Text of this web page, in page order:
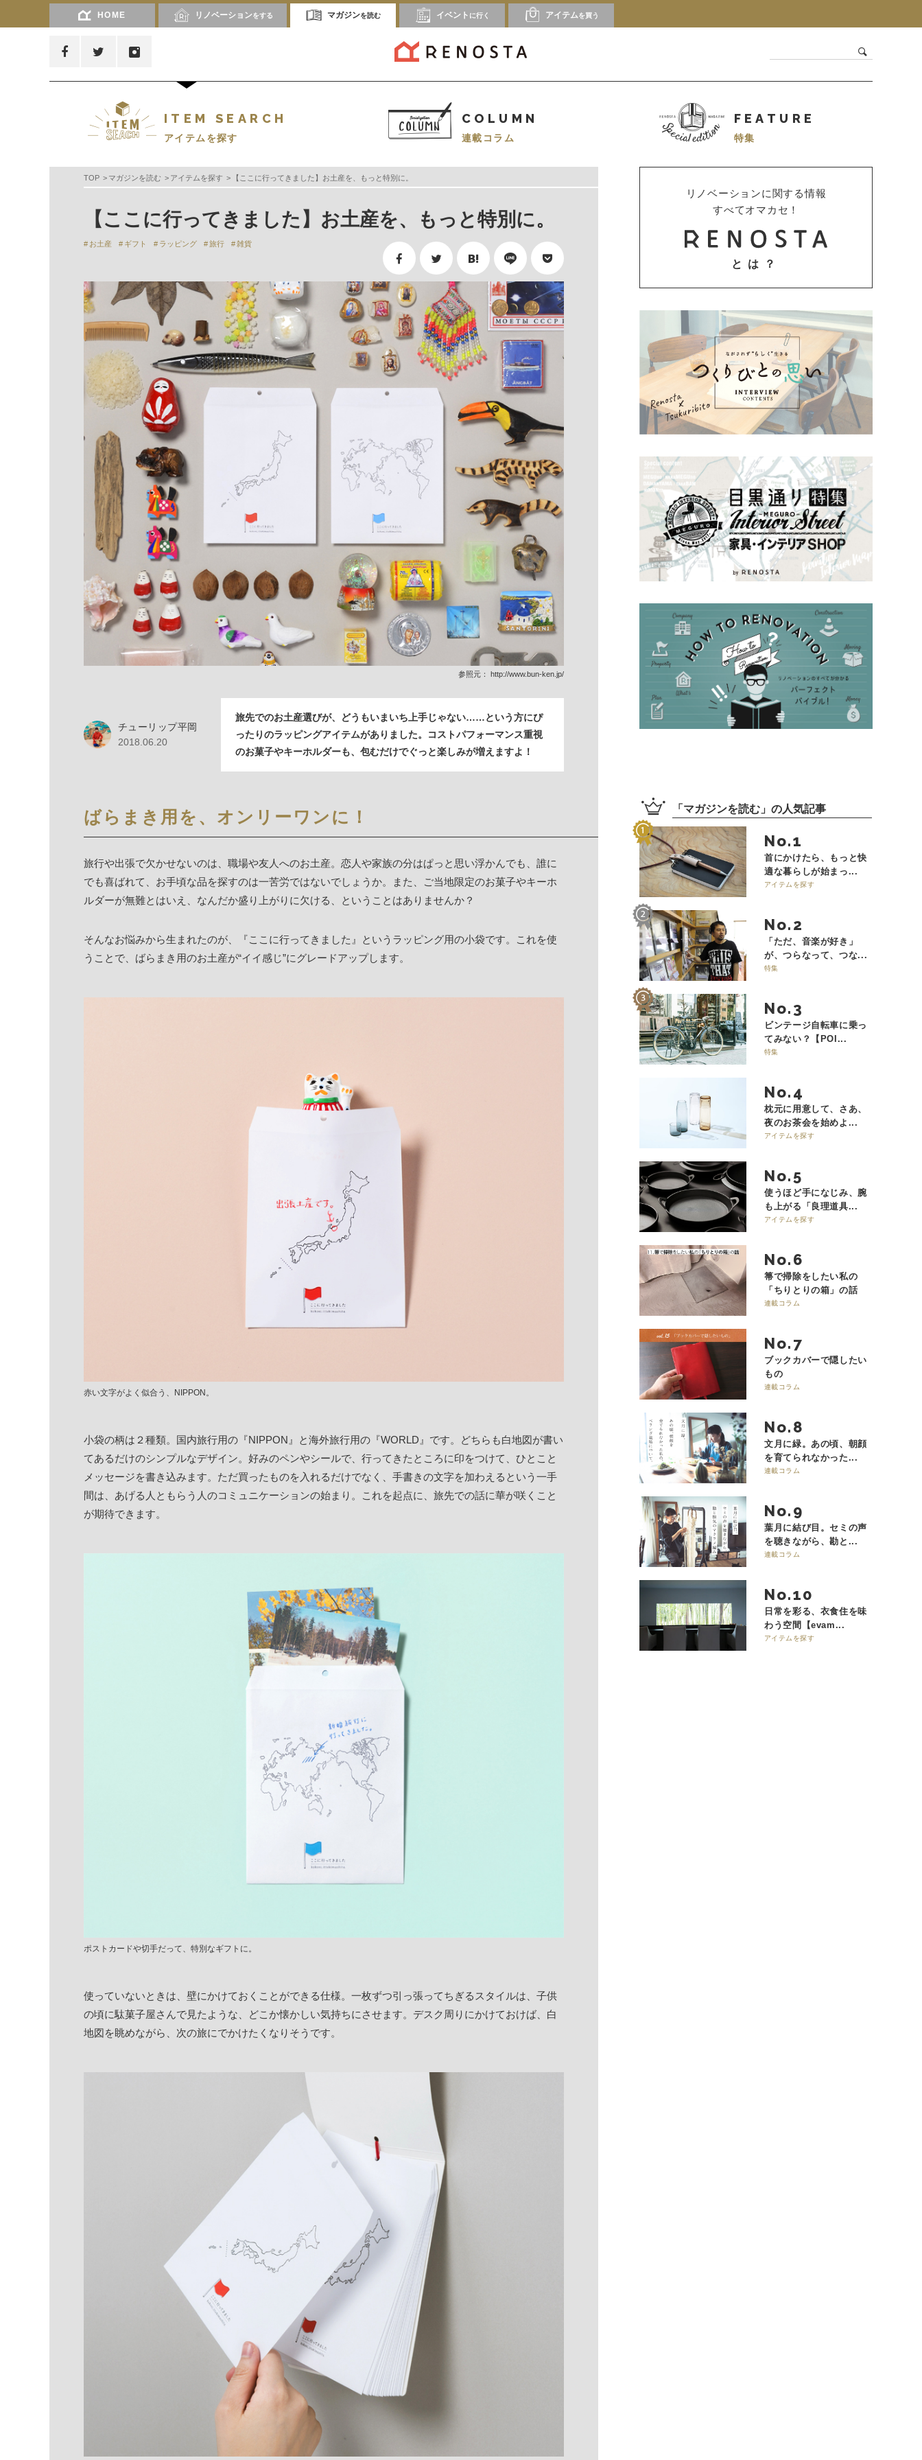
HOME リノベーションをする マガジンを読む イベント に行く アイテムを買う
ITEM SEARCH
アイテムを探す
COLUMN
連載コラム
FEATURE
特集
TOP マガジンを読む アイテムを探す 【ここに行ってきました】お土産を、もっと特別に。
【ここに行ってきました】お土産を、もっと特別に。
お土産 ギフト ラッピング 旅行 雑貨
参照元： http://www.bun-ken.jp/
チューリップ平岡
2018.06.20
旅先でのお土産選びが、どうもいまいち上手じゃない……という方にぴ
ったりのラッピングアイテムがありました。コストパフォーマンス重視
のお菓子やキーホルダーも、包むだけでぐっと楽しみが増えますよ！
ばらまき用を、オンリーワンに！
旅行や出張で欠かせないのは、職場や友人へのお土産。恋人や家族の分はぱっと思い浮かんでも、誰に
でも喜ばれて、お手頃な品を探すのは一苦労ではないでしょうか。また、ご当地限定のお菓子やキーホ
ルダーが無難とはいえ、なんだか盛り上がりに欠ける、ということはありませんか？
そんなお悩みから生まれたのが、『ここに行ってきました』というラッピング用の小袋です。これを使
うことで、ばらまき用のお土産が“イイ感じ”にグレードアップします。
赤い文字がよく似合う、NIPPON。
小袋の柄は２種類。国内旅行用の『NIPPON』と海外旅行用の『WORLD』です。どちらも白地図が書い
てあるだけのシンプルなデザイン。好みのペンやシールで、行ってきたところに印をつけて、ひとこと
メッセージを書き込みます。ただ買ったものを入れるだけでなく、手書きの文字を加わえるという一手
間は、あげる人ともらう人のコミュニケーションの始まり。これを起点に、旅先での話に華が咲くこと
が期待できます。
ポストカードや切手だって、特別なギフトに。
使っていないときは、壁にかけておくことができる仕様。一枚ずつ引っ張ってちぎるスタイルは、子供
の頃に駄菓子屋さんで見たような、どこか懐かしい気持ちにさせます。デスク周りにかけておけば、白
地図を眺めながら、次の旅にでかけたくなりそうです。
リノベーションに関する情報
すべてオマカセ！
とは？
「 マガジンを読む 」の人気記事
No.
首にかけたら、もっと快
適な暮らしが始まっ...
アイテムを探す
No.
「ただ、音楽が好き」
が、つらなって、つな...
特集
No.
ビンテージ自転車に乗っ
てみない？【POI...
特集
No.
枕元に用意して、さあ、
夜のお茶会を始めよ...
アイテムを探す
No.
使うほど手になじみ、腕
も上がる「良理道具...
アイテムを探す
No.
箒で掃除をしたい私の
「ちりとりの箱」の話
連載コラム
No.
ブックカバーで隠したい
もの
連載コラム
No.
文月に緑。あの頃、朝顔
を育てられなかった...
連載コラム
No.
葉月に結び目。セミの声
を聴きながら、勘と...
連載コラム
No.
日常を彩る、衣食住を味
わう空間【evam...
アイテムを探す